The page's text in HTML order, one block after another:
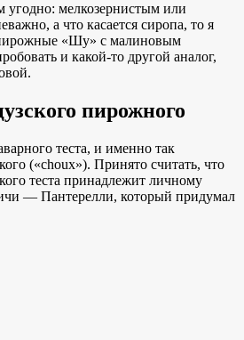
угодно: мелкозернистым или
а что касается сиропа, то я
«Шу» с малиновым
и какой-то другой аналог,
пирожного
теста, и именно так
(«choux»). Принято считать, что
теста принадлежит личному
— Пантерелли, который придумал